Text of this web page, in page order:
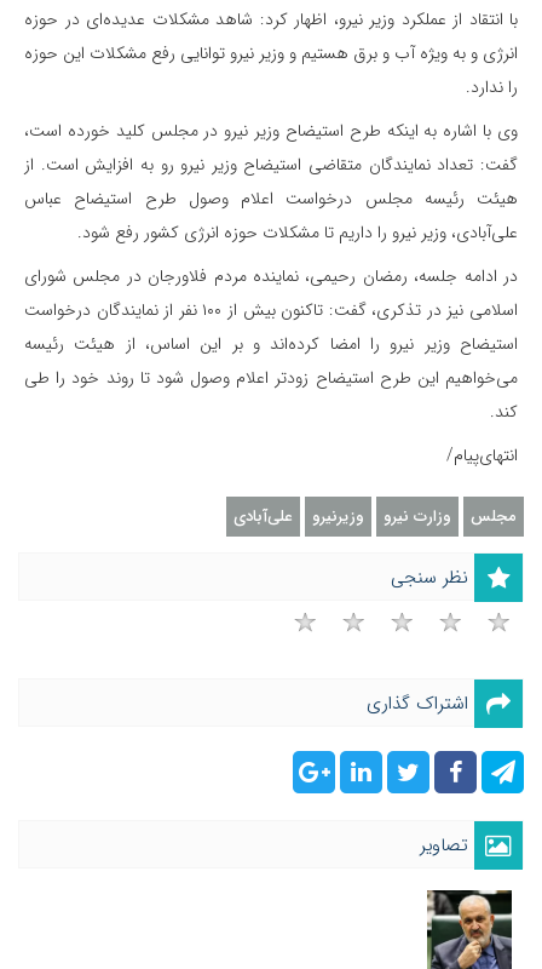
با انتقاد از عملکرد وزیر نیرو، اظهار کرد: شاهد مشکلات عدیده‌ای در حوزه
انرژی و به ویژه آب و برق هستیم و وزیر نیرو توانایی رفع مشکلات این حوزه
را ندارد.
وی با اشاره به اینکه طرح استیضاح وزیر نیرو در مجلس کلید خورده است،
گفت: تعداد نمایندگان متقاضی استیضاح وزیر نیرو رو به افزایش است. از
هیئت رئیسه مجلس درخواست اعلام وصول طرح استیضاح عباس
علی‌آبادی، وزیر نیرو را داریم تا مشکلات حوزه انرژی کشور رفع شود.
در ادامه جلسه، رمضان رحیمی، نماینده مردم فلاورجان در مجلس شورای
اسلامی نیز در تذکری، گفت: تاکنون بیش از ۱۰۰ نفر از نمایندگان درخواست
استیضاح وزیر نیرو را امضا کرده‌اند و بر این اساس، از هیئت رئیسه
می‌خواهیم این طرح استیضاح زودتر اعلام وصول شود تا روند خود را طی
کند.
انتهای‌پیام/
مجلس وزارت نیرو وزیرنیرو علی‌آبادی
نظر سنجی
اشتراک گذاری
تصاویر